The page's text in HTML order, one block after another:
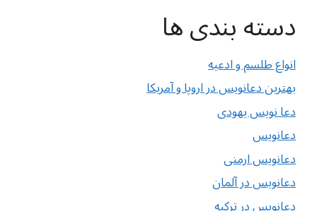
دسته بندی ها
انواع طلسم و ادعیه
بهترین دعانویس در اروپا و آمریکا
دعا نویس یهودی
دعانویس
دعانویس ارمنی
دعانویس در آلمان